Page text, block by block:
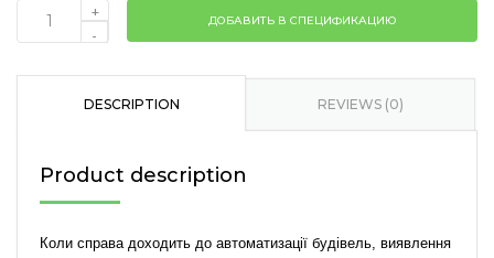
100498
mounted
Vienna
Edition
+
-
ДОБАВИТЬ В СПЕЦИФИКАЦИЮ
DESCRIPTION REVIEWS (0)
Product description
Коли справа доходить до автоматизації будівель, виявлення